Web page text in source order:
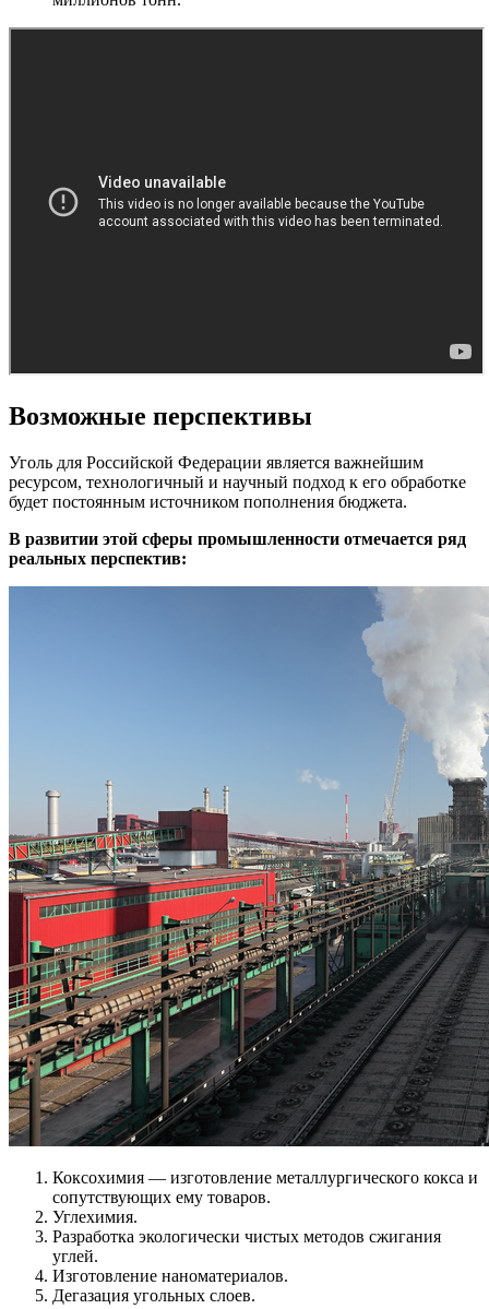
Возможные перспективы
Уголь для Российской Федерации является важнейшим
ресурсом, технологичный и научный подход к его обработке
будет постоянным источником пополнения бюджета.
В развитии этой сферы промышленности отмечается ряд
реальных перспектив:
Коксохимия — изготовление металлургического кокса и
сопутствующих ему товаров.
Углехимия.
Разработка экологически чистых методов сжигания
углей.
Изготовление наноматериалов.
Дегазация угольных слоев.